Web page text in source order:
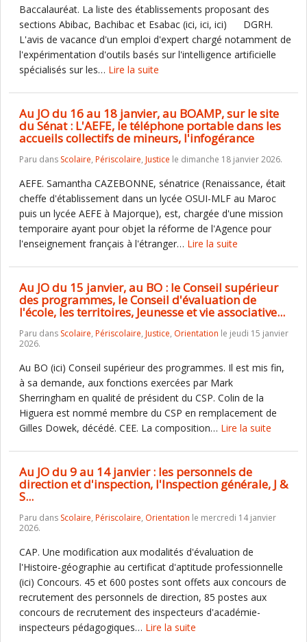
Baccalauréat. La liste des établissements proposant des
sections Abibac, Bachibac et Esabac (ici, ici, ici) DGRH.
L'avis de vacance d'un emploi d'expert chargé notamment de
l'expérimentation d'outils basés sur l'intelligence artificielle
spécialisés sur les… Lire la suite
Au JO du 16 au 18 janvier, au BOAMP, sur le site
du Sénat : L'AEFE, le téléphone portable dans les
accueils collectifs de mineurs, l'infogérance
Paru dans Scolaire, Périscolaire, Justice le dimanche 18 janvier 2026.
AEFE. Samantha CAZEBONNE, sénatrice (Renaissance, était
cheffe d'établissement dans un lycée OSUI-MLF au Maroc
puis un lycée AEFE à Majorque), est, chargée d'une mission
temporaire ayant pour objet la réforme de l'Agence pour
l'enseignement français à l'étranger… Lire la suite
Au JO du 15 janvier, au BO : le Conseil supérieur
des programmes, le Conseil d'évaluation de
l'école, les territoires, Jeunesse et vie associative...
Paru dans Scolaire, Périscolaire, Justice, Orientation le jeudi 15 janvier
2026.
Au BO (ici) Conseil supérieur des programmes. Il est mis fin,
à sa demande, aux fonctions exercées par Mark
Sherringham en qualité de président du CSP. Colin de la
Higuera est nommé membre du CSP en remplacement de
Gilles Dowek, décédé. CEE. La composition… Lire la suite
Au JO du 9 au 14 janvier : les personnels de
direction et d'inspection, l'Inspection générale, J &
S...
Paru dans Scolaire, Périscolaire, Orientation le mercredi 14 janvier
2026.
CAP. Une modification aux modalités d'évaluation de
l'Histoire-géographie au certificat d'aptitude professionnelle
(ici) Concours. 45 et 600 postes sont offets aux concours de
recrutement des personnels de direction, 85 postes aux
concours de recrutement des inspecteurs d'académie-
inspecteurs pédagogiques… Lire la suite